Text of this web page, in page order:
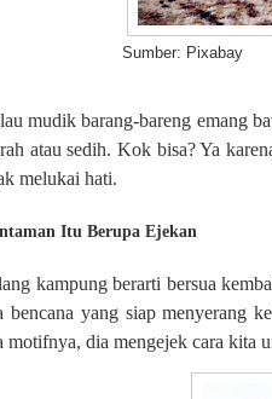
Pixabay
mudik barang-bareng emang
atau sedih. Kok bisa? Ya
melukai hati.
Itu Berupa Ejekan
kampung berarti bersua
bencana yang siap menyerang
motifnya, dia mengejek cara kita